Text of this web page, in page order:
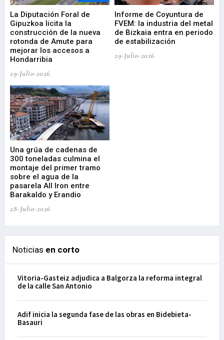
La Diputación Foral de
Gipuzkoa licita la
construcción de la nueva
rotonda de Amute para
mejorar los accesos a
Hondarribia
29-Julio-2026
Informe de Coyuntura de
FVEM: la industria del metal
de Bizkaia entra en periodo
de estabilización
29-Julio-2026
Una grúa de cadenas de
300 toneladas culmina el
montaje del primer tramo
sobre el agua de la
pasarela All Iron entre
Barakaldo y Erandio
28-Julio-2026
Noticias en corto
Vitoria-Gasteiz adjudica a Balgorza la reforma integral
de la calle San Antonio
Adif inicia la segunda fase de las obras en Bidebieta-
Basauri